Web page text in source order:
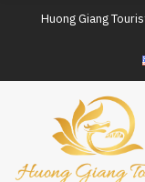
Huong Giang